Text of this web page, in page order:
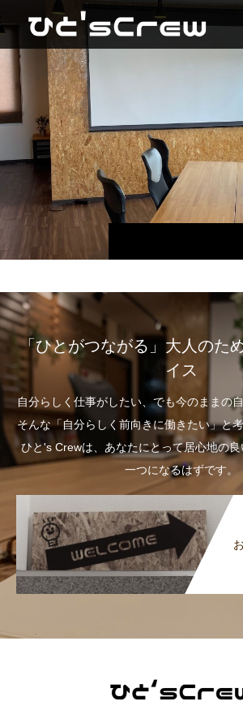
「ひとがつながる」大人のた
イス
自分らしく仕事がしたい、でも今のままの
そんな「自分らしく前向きに働きたい」と
ひと's Crewは、あなたにとって居心地の
一つになるはずです。